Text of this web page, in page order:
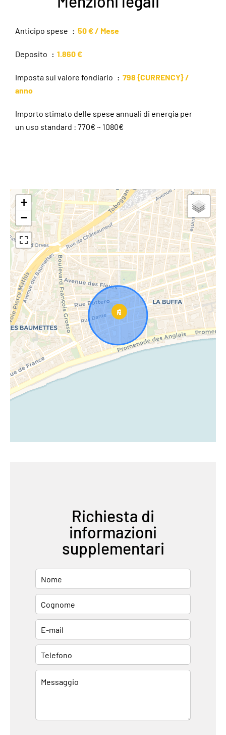
Anticipo spese 50 € / Mese
Deposito 1.860 €
Imposta sul valore fondiario
798 {CURRENCY} /
anno
Importo stimato delle spese annuali di energia per
un uso standard : 770€ ~ 1080€
+
−
Richiesta di
informazioni
supplementari